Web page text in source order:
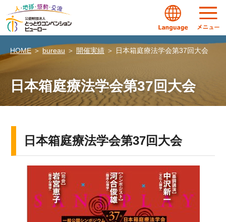
HOME＞ bureau ＞ 開催実績 ＞ 日本箱庭療法学会第37回大会
日本箱庭療法学会第37回大会
日本箱庭療法学会第37回大会